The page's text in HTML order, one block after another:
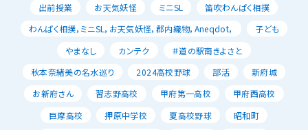
出前授業
お天気妖怪 ミニSL
笛吹わんぱく相撲
わんぱく相撲，ミニSL，お天気妖怪，郡内織物，Aneqdot，
子ども
やまなし
カンテク
＃道の駅南きよさと
秋本奈緒美の名水巡り
2024高校野球 部活
新府城
お新府さん
習志野高校 甲府第一高校
甲府西高校
巨摩高校
押原中学校 夏高校野球
昭和町